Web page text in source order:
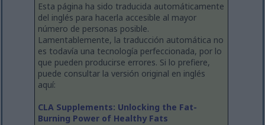
Esta página ha sido traducida automáticamente
del inglés para hacerla accesible al mayor
número de personas posible.
Lamentablemente, la traducción automática no
es todavía una tecnología perfeccionada, por lo
que pueden producirse errores. Si lo prefiere,
puede consultar la versión original en inglés
aquí:
CLA Supplements: Unlocking the Fat-
Burning Power of Healthy Fats